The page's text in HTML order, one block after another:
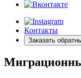
Контакты
Заказать